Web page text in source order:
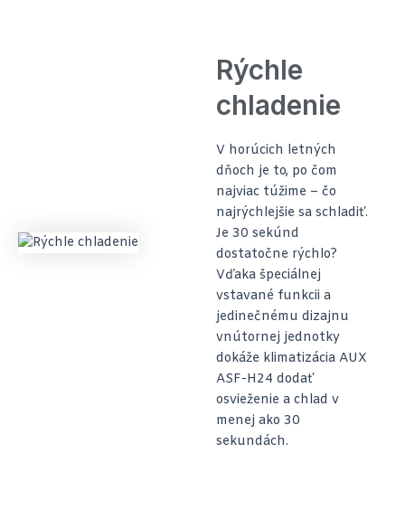
Rýchle
chladenie
V horúcich letných
dňoch je to, po čom
najviac túžime – čo
najrýchlejšie sa schladiť.
Je 30 sekúnd
dostatočne rýchlo?
Vďaka špeciálnej
vstavané funkcii a
jedinečnému dizajnu
vnútornej jednotky
dokáže klimatizácia AUX
ASF-H24 dodať
osvieženie a chlad v
menej ako 30
sekundách.